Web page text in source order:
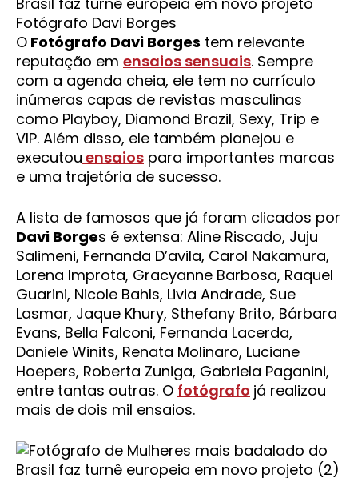
Fotógrafo Davi Borges
O Fotógrafo Davi Borges tem relevante
reputação em ensaios sensuais. Sempre
com a agenda cheia, ele tem no currículo
inúmeras capas de revistas masculinas
como Playboy, Diamond Brazil, Sexy, Trip e
VIP. Além disso, ele também planejou e
executou ensaios para importantes marcas
e uma trajetória de sucesso.
A lista de famosos que já foram clicados por
Davi Borges é extensa: Aline Riscado, Juju
Salimeni, Fernanda D’avila, Carol Nakamura,
Lorena Improta, Gracyanne Barbosa, Raquel
Guarini, Nicole Bahls, Livia Andrade, Sue
Lasmar, Jaque Khury, Sthefany Brito, Bárbara
Evans, Bella Falconi, Fernanda Lacerda,
Daniele Winits, Renata Molinaro, Luciane
Hoepers, Roberta Zuniga, Gabriela Paganini,
entre tantas outras. O fotógrafo já realizou
mais de dois mil ensaios.